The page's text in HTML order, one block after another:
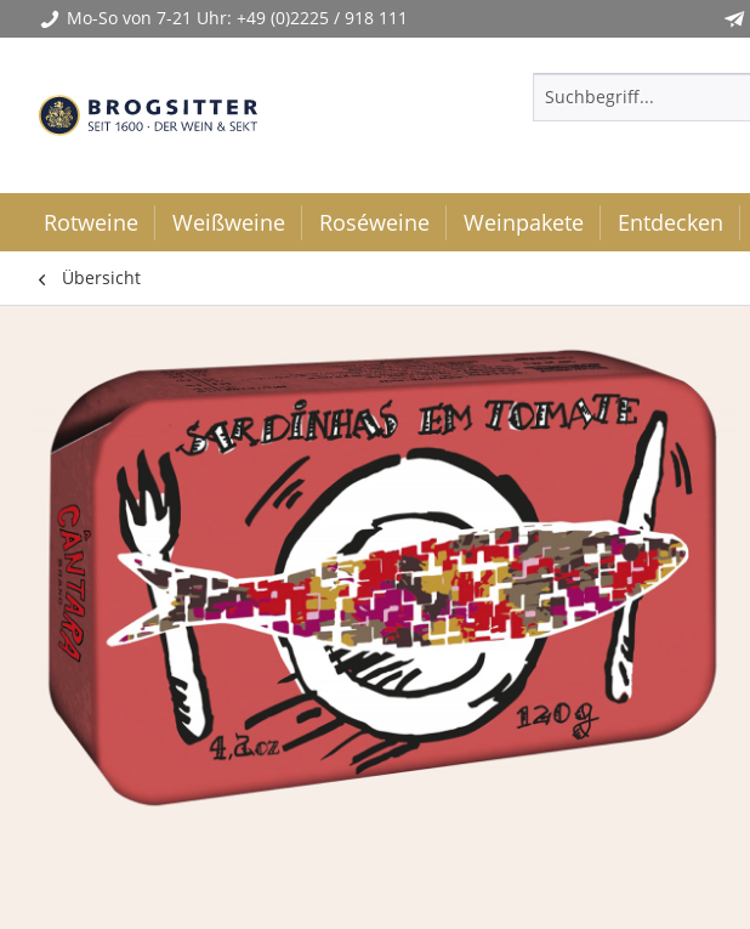
Mo-So von 7-21 Uhr: +49 (0)2225 / 918 111
Rotweine Weißweine Roséweine Weinpakete Entdecken
Übersicht